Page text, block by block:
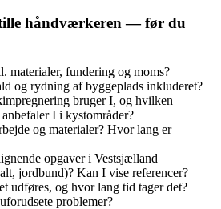
håndværkeren — før du
materialer, fundering og moms?
og rydning af byggeplads inkluderet?
bruger I, og hvilken
I i kystområder?
og materialer? Hvor lang er
opgaver i Vestsjælland
jordbund)? Kan I vise referencer?
udføres, og hvor lang tid tager det?
problemer?